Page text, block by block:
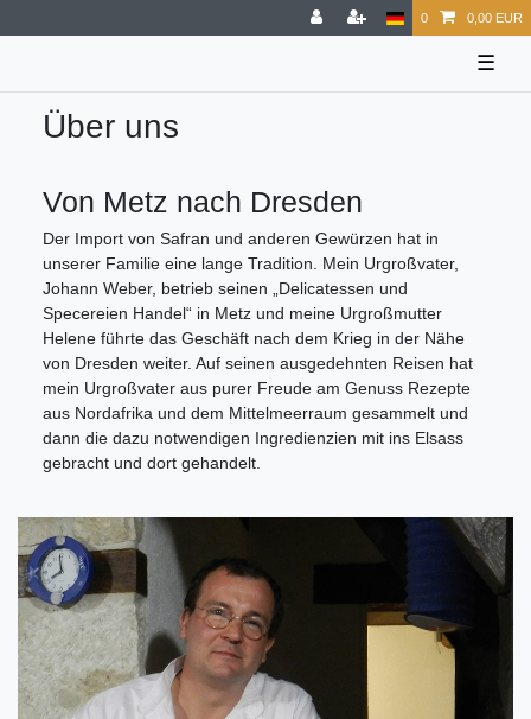
0 0,00 EUR
☰
Über uns
Von Metz nach Dresden
Der Import von Safran und anderen Gewürzen hat in
unserer Familie eine lange Tradition. Mein Urgroßvater,
Johann Weber, betrieb seinen „Delicatessen und
Specereien Handel“ in Metz und meine Urgroßmutter
Helene führte das Geschäft nach dem Krieg in der Nähe
von Dresden weiter. Auf seinen ausgedehnten Reisen hat
mein Urgroßvater aus purer Freude am Genuss Rezepte
aus Nordafrika und dem Mittelmeerraum gesammelt und
dann die dazu notwendigen Ingredienzien mit ins Elsass
gebracht und dort gehandelt.